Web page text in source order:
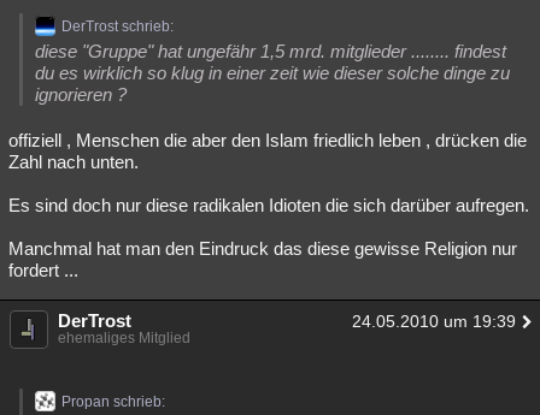
DerTrost schrieb:
diese "Gruppe" hat ungefähr 1,5 mrd. mitglieder ........ findest
du es wirklich so klug in einer zeit wie dieser solche dinge zu
ignorieren ?
offiziell , Menschen die aber den Islam friedlich leben , drücken die
Zahl nach unten.
Es sind doch nur diese radikalen Idioten die sich darüber aufregen.
Manchmal hat man den Eindruck das diese gewisse Religion nur
fordert ...
DerTrost 24.05.2010 um 19:39
ehemaliges Mitglied
Propan schrieb: